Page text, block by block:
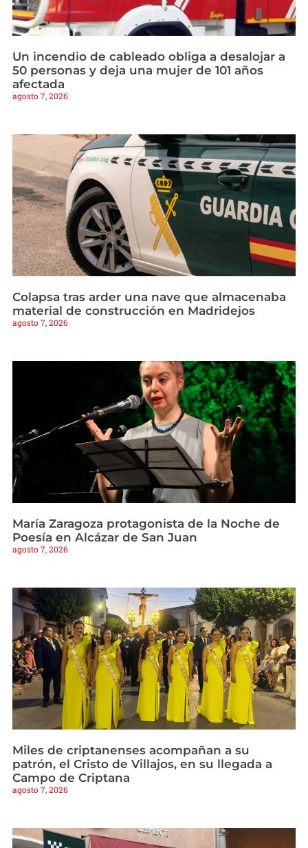
Un incendio de cableado obliga a desalojar a
50 personas y deja una mujer de 101 años
afectada
agosto 7, 2026
Colapsa tras arder una nave que almacenaba
material de construcción en Madridejos
agosto 7, 2026
María Zaragoza protagonista de la Noche de
Poesía en Alcázar de San Juan
agosto 7, 2026
Miles de criptanenses acompañan a su
patrón, el Cristo de Villajos, en su llegada a
Campo de Criptana
agosto 7, 2026